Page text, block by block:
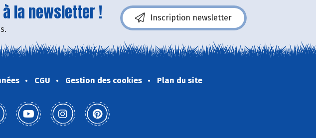
la newsletter ! Inscription newsletter
CGU Gestion des cookies Plan du site